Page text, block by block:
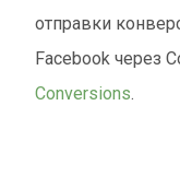
отправки
Facebook через
Conversions.